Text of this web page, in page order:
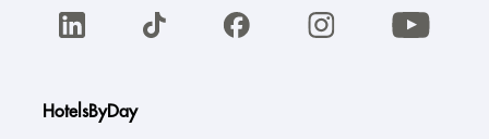
HotelsByDay